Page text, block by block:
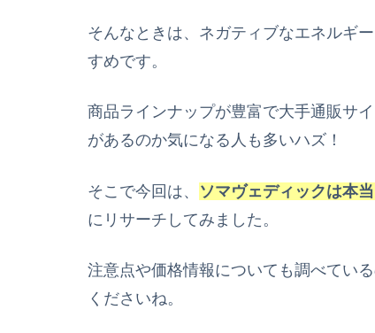
そんなときは、ネガティブなエネルギ
すめです。
商品ラインナップが豊富で大手通販サ
があるのか気になる人も多いハズ！
そこで今回は、 ソマヴェディックは本
にリサーチしてみました。
注意点や価格情報についても調べてい
くださいね。